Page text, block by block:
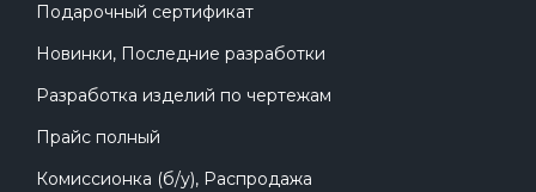
Подарочный сертификат
Новинки, Последние разработки
Разработка изделий по чертежам
Прайс полный
Комиссионка (б/у), Распродажа